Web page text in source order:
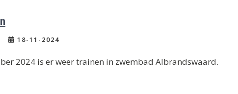
18-11-2024
2024 is er weer trainen in zwembad Albrandswaard.